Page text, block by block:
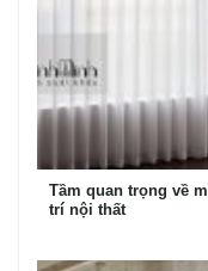
Tầm quan trọng về
trí nội thất